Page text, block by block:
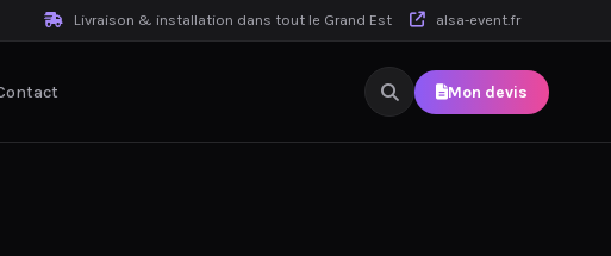
Livraison & installation dans tout le Grand Est alsa-event.fr
Mon devis